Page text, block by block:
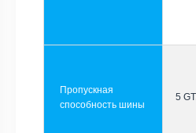
Пропускная
способность шины
5